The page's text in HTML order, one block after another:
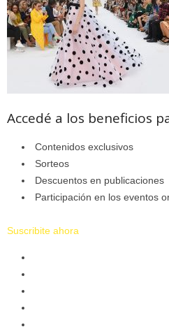
Accedé a los beneficios
Contenidos exclusivos
Sorteos
Descuentos en publicaciones
Participación en los eventos
Suscribite ahora